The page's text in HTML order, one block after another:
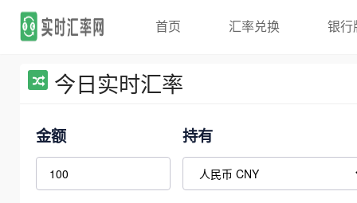
首页 汇率兑换 银行
今日实时汇率
金额 持有